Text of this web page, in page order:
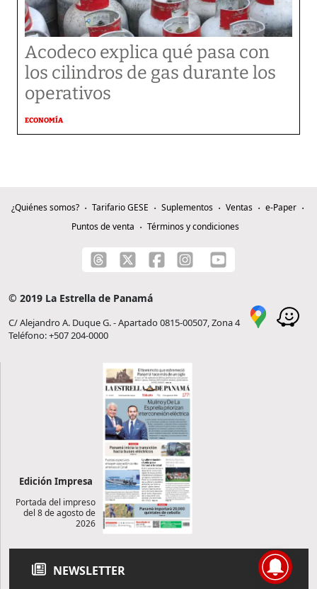
Acodeco explica qué pasa con
los cilindros de gas durante los
operativos
ECONOMÍA
¿Quiénes somos? Tarifario GESE Suplementos Ventas
e-Paper
Puntos de venta
Términos y condiciones
© 2019 La Estrella de Panamá
C/ Alejandro A. Duque G. - Apartado 0815-00507, Zona 4
Teléfono: +507 204-0000
Edición Impresa
Portada del impreso
del 8 de agosto de
2026
NEWSLETTER